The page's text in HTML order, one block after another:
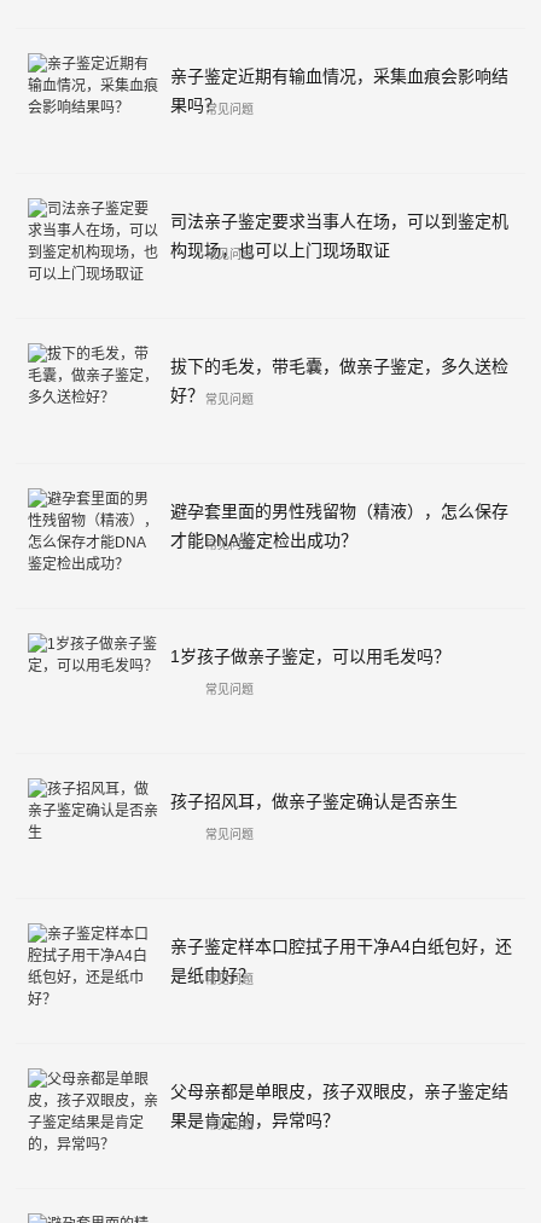
亲子鉴定近期有输血情况，采集血痕会影响结
果吗？常见问题
司法亲子鉴定要求当事人在场，可以到鉴定机
构现场，也可以上门现场取证
常见问题
拔下的毛发，带毛囊，做亲子鉴定，多久送检
好？
常见问题
避孕套里面的男性残留物（精液），怎么保存
才能DNA鉴定检出成功？
常见问题
1岁孩子做亲子鉴定，可以用毛发吗？
常见问题
孩子招风耳，做亲子鉴定确认是否亲生
常见问题
亲子鉴定样本口腔拭子用干净A4白纸包好，还
是纸巾好？
常见问题
父母亲都是单眼皮，孩子双眼皮，亲子鉴定结
果是肯定的，异常吗？
常见问题